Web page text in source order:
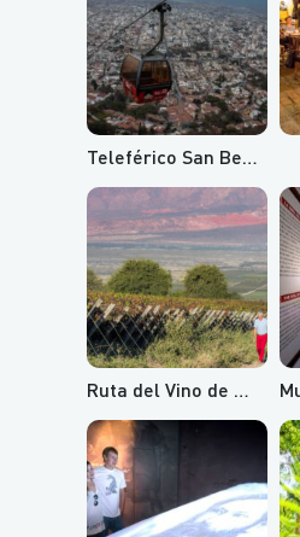
Teleférico San Bernardo y Cerro Aladelta
Ruta del Vino de Altura